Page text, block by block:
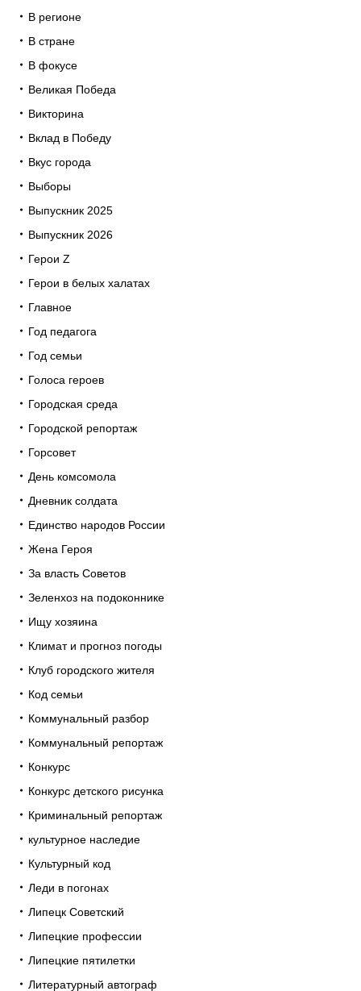
В регионе
В стране
В фокусе
Великая Победа
Викторина
Вклад в Победу
Вкус города
Выборы
Выпускник 2025
Выпускник 2026
Герои Z
Герои в белых халатах
Главное
Год педагога
Год семьи
Голоса героев
Городская среда
Городской репортаж
Горсовет
День комсомола
Дневник солдата
Единство народов России
Жена Героя
За власть Советов
Зеленхоз на подоконнике
Ищу хозяина
Климат и прогноз погоды
Клуб городского жителя
Код семьи
Коммунальный разбор
Коммунальный репортаж
Конкурс
Конкурс детского рисунка
Криминальный репортаж
культурное наследие
Культурный код
Леди в погонах
Липецк Советский
Липецкие профессии
Липецкие пятилетки
Литературный автограф